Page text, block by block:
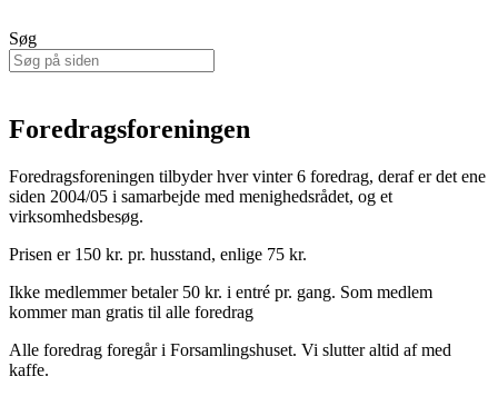
Søg
Foredragsforeningen
Foredragsforeningen tilbyder hver vinter 6 foredrag, deraf er det ene
siden 2004/05 i samarbejde med menighedsrådet, og et
virksomhedsbesøg.
Prisen er 150 kr. pr. husstand, enlige 75 kr.
Ikke medlemmer betaler 50 kr. i entré pr. gang. Som medlem
kommer man gratis til alle foredrag
Alle foredrag foregår i Forsamlingshuset. Vi slutter altid af med
kaffe.